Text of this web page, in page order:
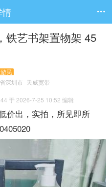
情 
铁艺书架置物架 45
民
深圳市 天威宽带
于 2026-7-25 10:52 编辑
价出，实拍，所见即所